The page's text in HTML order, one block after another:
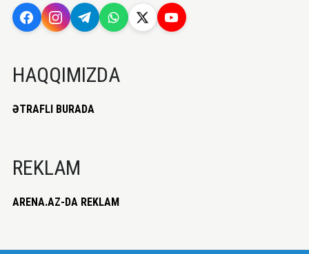
HAQQIMIZDA
ƏTRAFLI BURADA
REKLAM
ARENA.AZ-DA REKLAM